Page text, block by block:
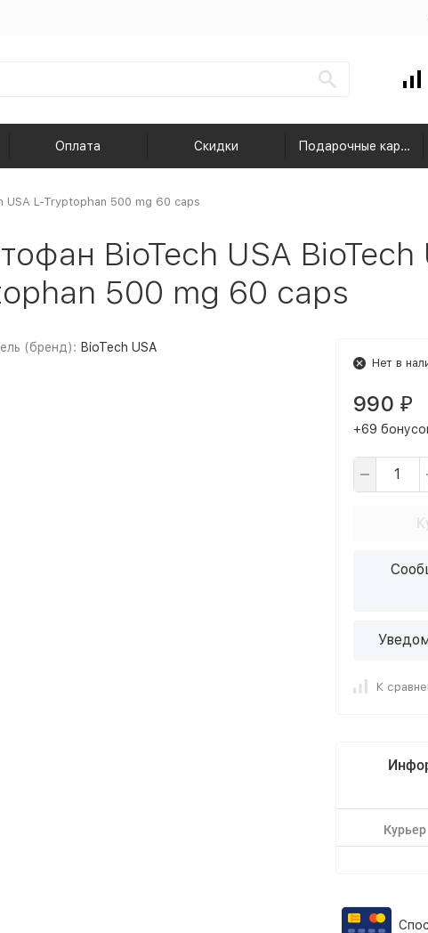
Оплата Скидки Подарочные карты
USA L-Tryptophan 500 mg 60 caps
BioTech USA BioTech
500 mg 60 caps
(бренд): BioTech USA
Нет в
990 ₽
+69
К
Курьер